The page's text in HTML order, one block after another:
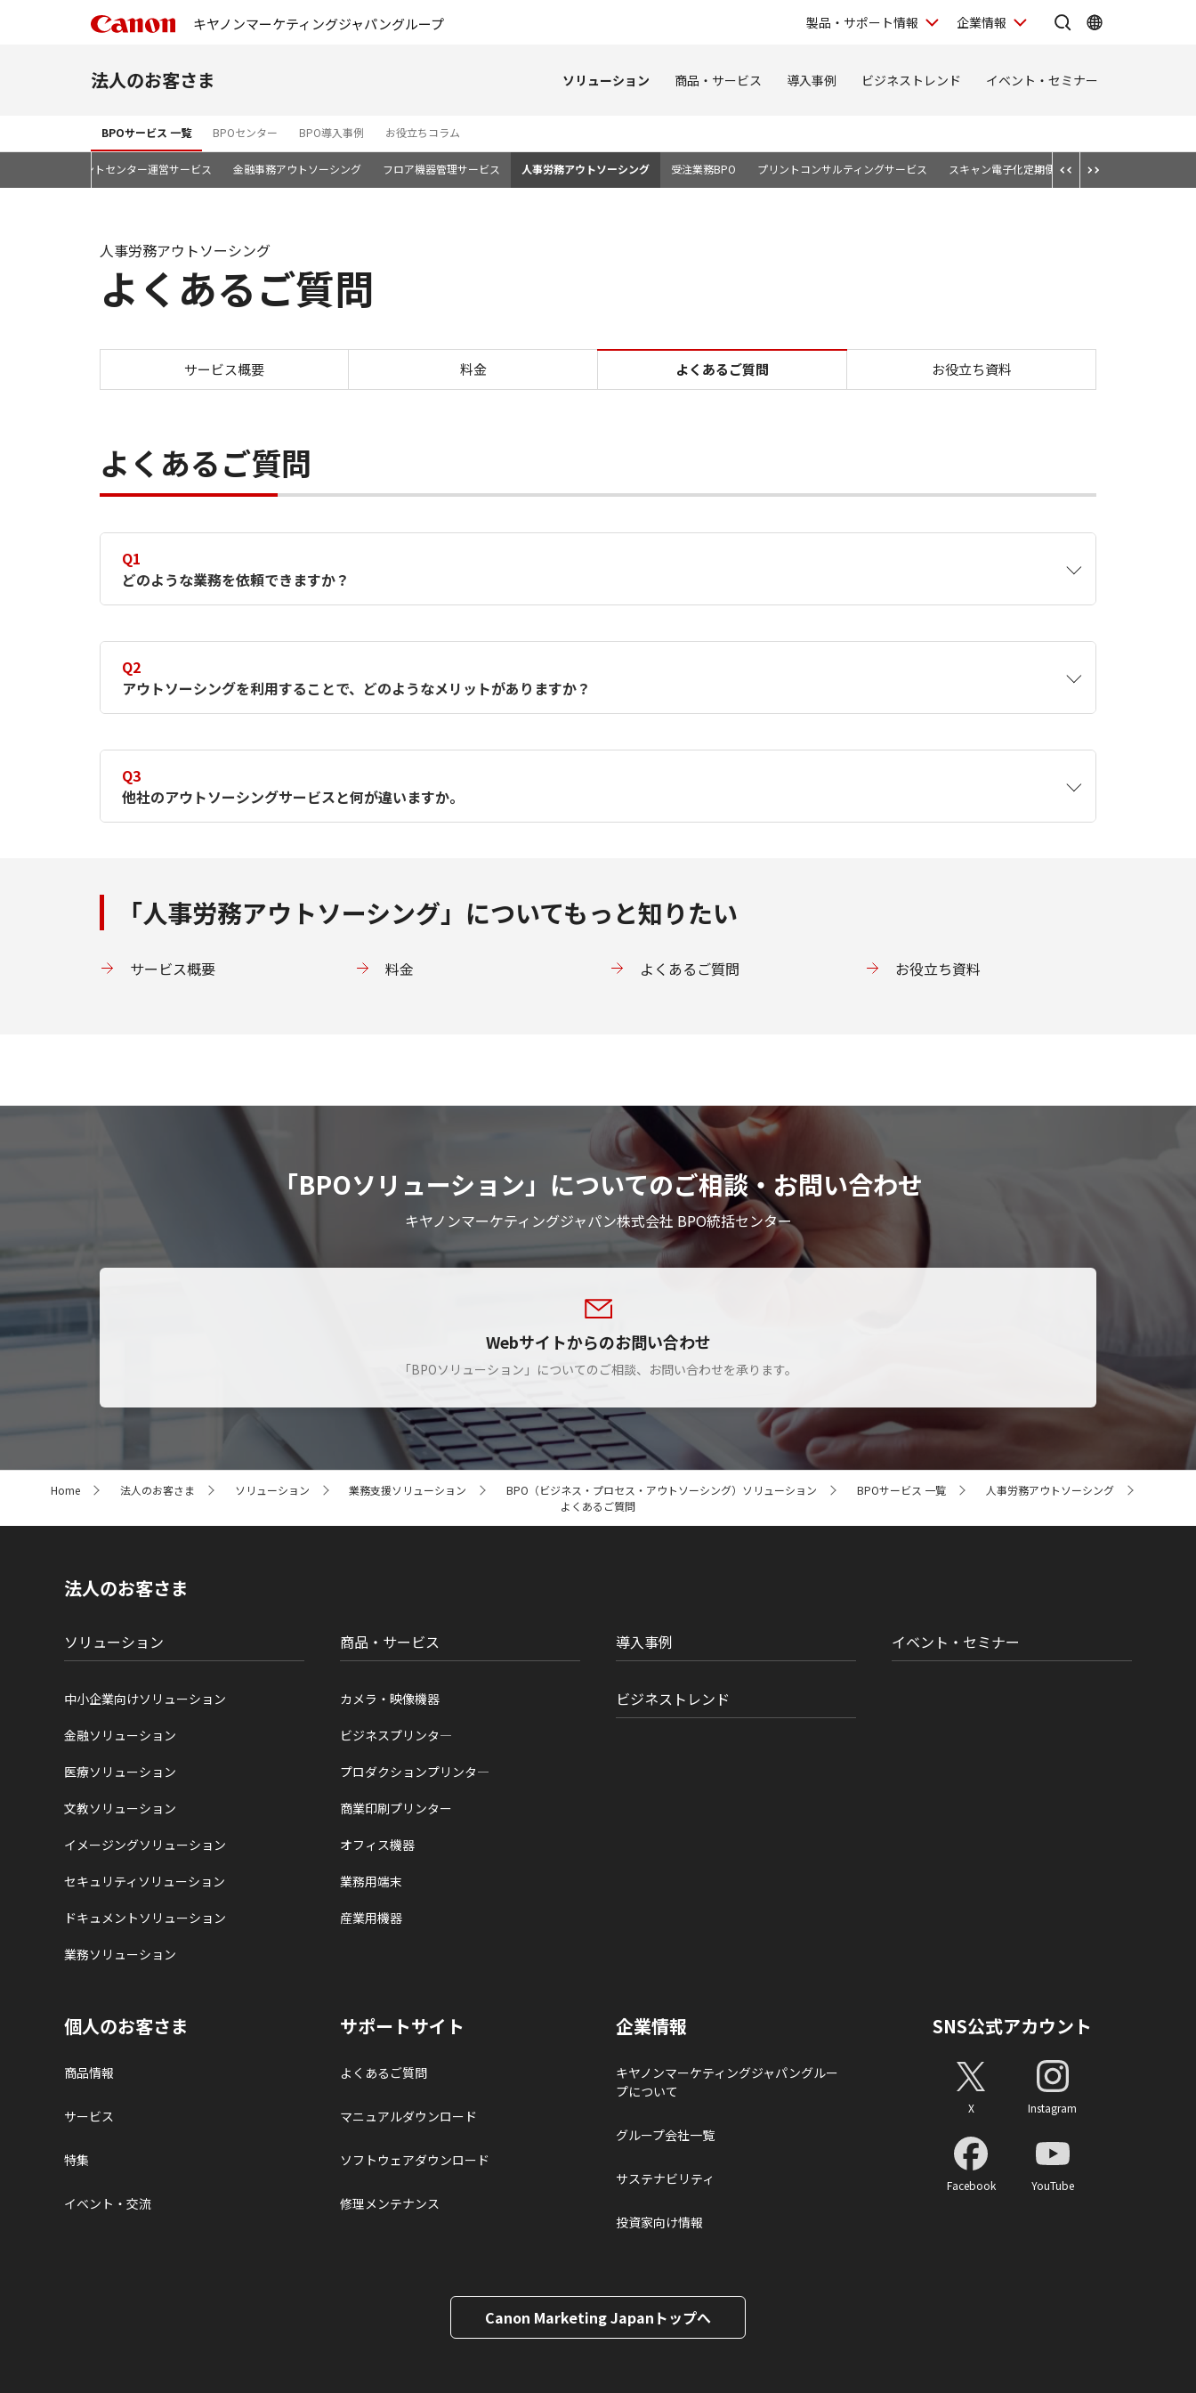
キヤノンマーケティングジャパングループ 製品・サポート情報 企業情報
法人のお客さま ソリューション 商品・サービス 導入事例 ビジネストレンド イベント・セミナー
BPOサービス 一覧 BPOセンター BPO導入事例 お役立ちコラム
ドキュメントセンター運営サービス 金融事務アウトソーシング フロア機器管理サービス 人事労務アウトソーシング 受注業務BPO プリントコンサルティングサービス スキャン電子化定期便 業務処理BPO
よくあるご質問
人事労務アウトソーシング
よくあるご質問 人事労務アウトソーシング
サービス概要 料金 よくあるご質問 お役立ち資料
よくあるご質問
Q1
どのような業務を依頼できますか？
Q2
アウトソーシングを利用することで、どのようなメリットがありますか？
：法改正や制度変更に迅速に対応できます。
Q3
他社のアウトソーシングサービスと何が違いますか。
「人事労務アウトソーシング」についてもっと知りたい
サービス概要 料金 よくあるご質問 お役立ち資料
「BPOソリューション」についてのご相談・お問い合わせ
キヤノンマーケティングジャパン株式会社 BPO統括センター
Webサイトからのお問い合わせ
「BPOソリューション」についてのご相談、お問い合わせを承ります。
内
Home 法人のお客さま ソリューション 業務支援ソリューション BPO（ビジネス‧プロセス‧アウトソーシング）ソリューション BPOサービス 一覧
人事労務アウトソーシング
よくあるご質問
法人のお客さま
ソリューション
中小企業向けソリューション
金融ソリューション
医療ソリューション
文教ソリューション
イメージングソリューション
セキュリティソリューション
ドキュメントソリューション
業務ソリューション
商品・サービス
カメラ・映像機器
ビジネスプリンタ―
プロダクションプリンタ―
商業印刷プリンター
オフィス機器
業務用端末
産業用機器
導入事例
ビジネストレンド
イベント・セミナー
個人のお客さま
商品情報
サービス
特集
イベント・交流
サポートサイト
よくあるご質問
マニュアルダウンロード
ソフトウェアダウンロード
修理メンテナンス
企業情報
キヤノンマーケティングジャパングルー
プについて
グループ会社一覧
サステナビリティ
投資家向け情報
SNS公式アカウント
X Instagram
Facebook YouTube
Canon Marketing Japanトップへ